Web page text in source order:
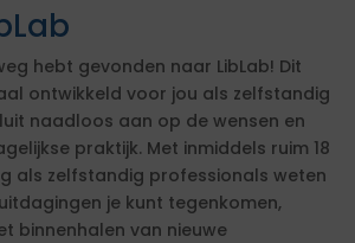
hebt gevonden naar LibLab! Dit
ontwikkeld voor jou als zelfstandig
naadloos aan op de wensen en
praktijk. Met inmiddels ruim 18
als zelfstandig professionals weten
je kunt tegenkomen,
binnenhalen van nieuwe